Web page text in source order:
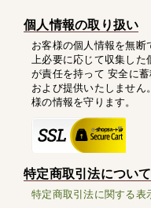
個人情報の取り扱い
お客様の個人情報を無
上必要に応じて収集した
が責任を持って 安全に
および提供いたしませ
様の情報を守ります。
特定商取引法について
特定商取引法に関する表